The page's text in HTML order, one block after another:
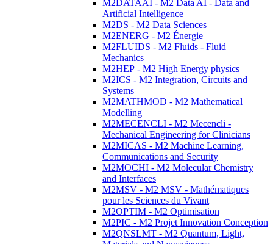
M2DATAAI - M2 Data AI - Data and
Artificial Intelligence
M2DS - M2 Data Sciences
M2ENERG - M2 Énergie
M2FLUIDS - M2 Fluids - Fluid
Mechanics
M2HEP - M2 High Energy physics
M2ICS - M2 Integration, Circuits and
Systems
M2MATHMOD - M2 Mathematical
Modelling
M2MECENCLI - M2 Mecencli -
Mechanical Engineering for Clinicians
M2MICAS - M2 Machine Learning,
Communications and Security
M2MOCHI - M2 Molecular Chemistry
and Interfaces
M2MSV - M2 MSV - Mathématiques
pour les Sciences du Vivant
M2OPTIM - M2 Optimisation
M2PIC - M2 Projet Innovation Conception
M2QNSLMT - M2 Quantum, Light,